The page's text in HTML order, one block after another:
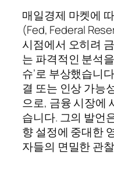
매일경제 마켓에
(Fed, Federal
시점에서 오히려
는 파격적인 분석
슈’로 부상했습니
결 또는 인상 가능
으로, 금융 시장에
습니다. 그의 발언
향 설정에 중대한
자들의 면밀한 관